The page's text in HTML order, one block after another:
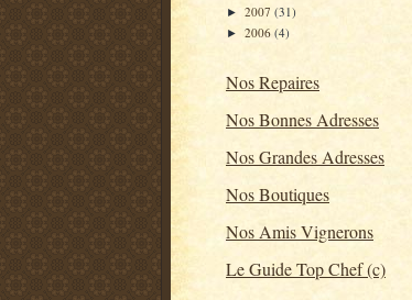
► 2007 (31)
► 2006 (4)
Nos Repaires
Nos Bonnes Adresses
Nos Grandes Adresses
Nos Boutiques
Nos Amis Vignerons
Le Guide Top Chef (c)